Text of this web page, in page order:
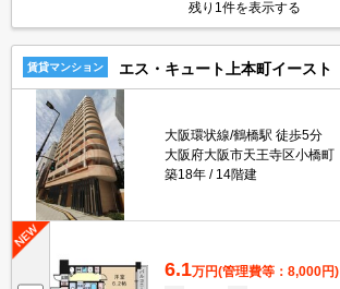
残り1件を表示する
賃貸マンション エス・キュート上本町イースト
大阪環状線/鶴橋駅 徒歩5分
大阪府大阪市天王寺区小橋町
築18年
14階建
6.1万円(管理費等：8,000円)